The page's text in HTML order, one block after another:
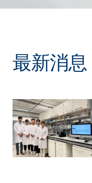
最新消息